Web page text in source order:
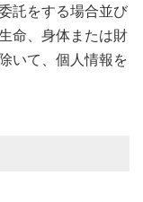
託をする場合並び
命、身体または財
いて、個人情報を